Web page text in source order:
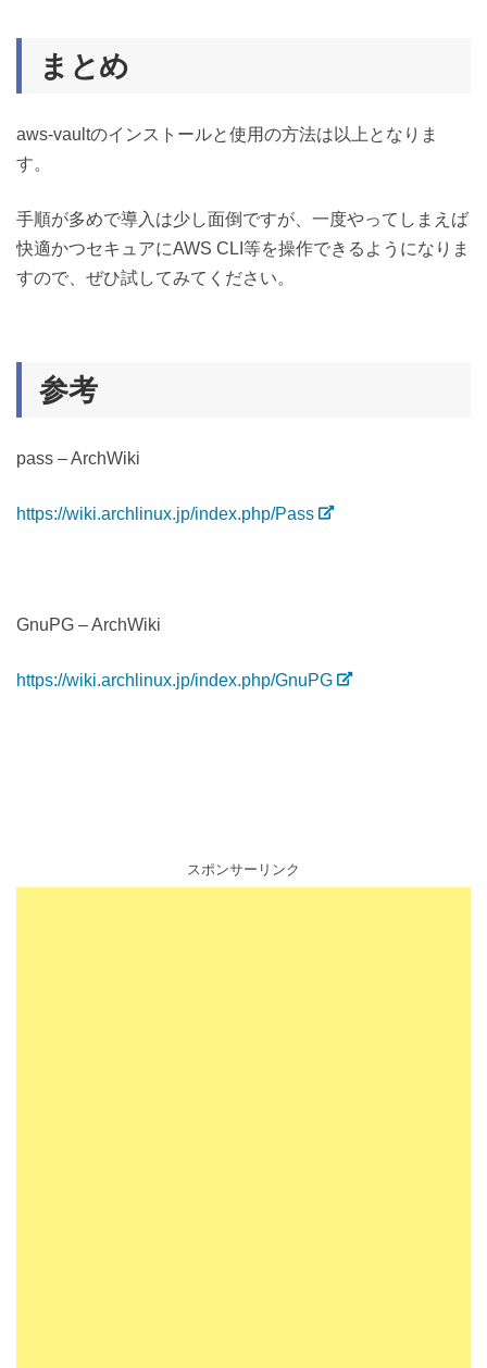
まとめ
aws-vaultのインストールと使用の方法は以上となりま
す。
手順が多めで導入は少し面倒ですが、一度やってしまえば
快適かつセキュアにAWS CLI等を操作できるようになりま
すので、ぜひ試してみてください。
参考
pass – ArchWiki
https://wiki.archlinux.jp/index.php/Pass
GnuPG – ArchWiki
https://wiki.archlinux.jp/index.php/GnuPG
スポンサーリンク